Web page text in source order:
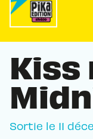
Kiss
Sortie le 11